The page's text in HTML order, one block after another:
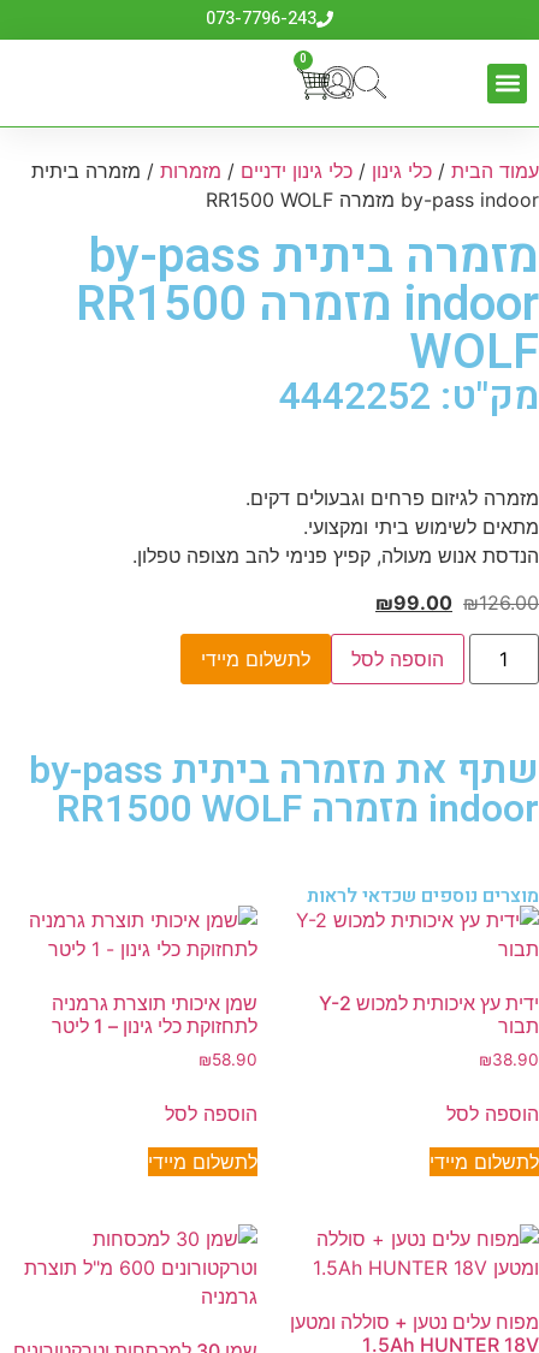
073-7796-243
0
עמוד הבית / כלי גינון / כלי גינון ידניים / מזמרות / מזמרה ביתית
by-pass indoor מזמרה RR1500 WOLF
מזמרה ביתית by-pass
indoor מזמרה RR1500
WOLF
מק"ט: 4442252
מזמרה לגיזום פרחים וגבעולים דקים.
מתאים לשימוש ביתי ומקצועי.
הנדסת אנוש מעולה, קפיץ פנימי להב מצופה טפלון.
₪126.00
₪99.00
הוספה לסל לתשלום מיידי
שתף את מזמרה ביתית by-pass
indoor מזמרה RR1500 WOLF
מוצרים נוספים שכדאי לראות
ידית עץ איכותית למכוש Y-2
תבור
₪38.90
הוספה לסל
לתשלום מיידי
שמן איכותי תוצרת גרמניה
לתחזוקת כלי גינון – 1 ליטר
₪58.90
הוספה לסל
לתשלום מיידי
מפוח עלים נטען + סוללה ומטען
1.5Ah HUNTER 18V